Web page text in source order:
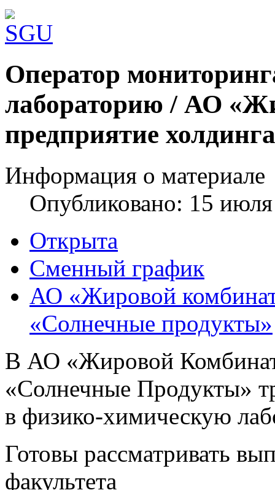
Шаблоны Joomla 3 здесь:
Оператор
лабораторию / АО
предприятие
Информация о материале
Опубликовано: 15
Открыта
Сменный график
АО «Жировой
«Солнечные продукты»
В АО «Жировой
«Солнечные Продукты»
в физико-химическую
Готовы рассматривать
факультета